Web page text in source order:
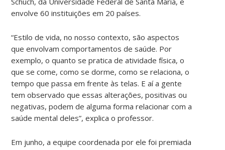
envolve 60 instituições em 20 países.
“Estilo de vida, no nosso contexto, são aspectos
que envolvam comportamentos de saúde. Por
exemplo, o quanto se pratica de atividade física, o
que se come, como se dorme, como se relaciona, o
tempo que passa em frente às telas. E aí a gente
tem observado que essas alterações, positivas ou
negativas, podem de alguma forma relacionar com a
saúde mental deles”, explica o professor.
Em junho, a equipe coordenada por ele foi premiada